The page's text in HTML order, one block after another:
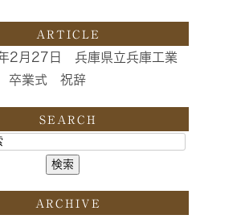
ARTICLE
2月27日 兵庫県立兵庫工業
校 卒業式 祝辞
SEARCH
ARCHIVE